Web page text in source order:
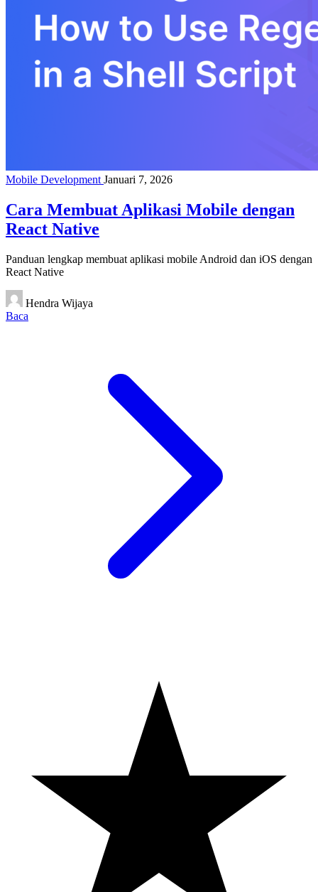
Mobile Development Januari 7, 2026
Cara Membuat Aplikasi Mobile dengan
React Native
Panduan lengkap membuat aplikasi mobile Android dan iOS dengan
React Native
Hendra Wijaya
Baca